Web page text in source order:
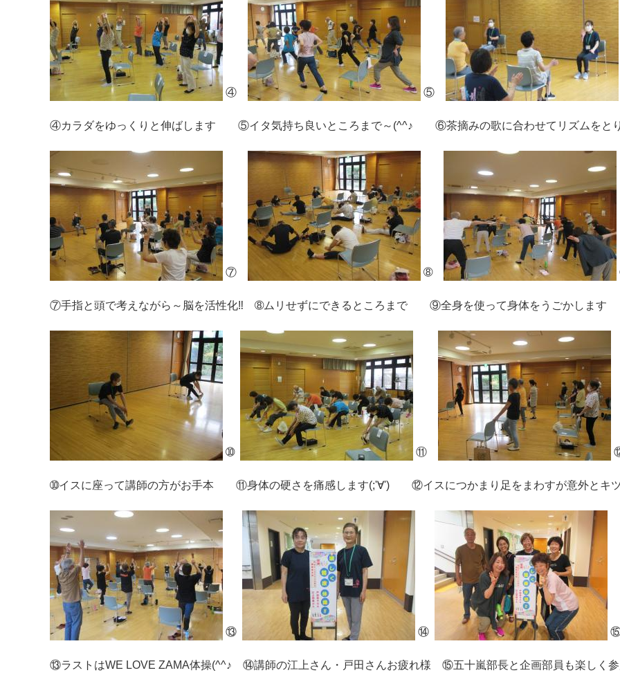
④ ⑤
④カラダをゆっくりと伸ばします ⑤イタ気持ち良いところまで～(^^♪ ⑥茶摘みの歌に合わせてリズムをと
⑦ ➇
⑦手指と頭で考えながら～脳を活性化‼ ➇ムリせずにできるところまで ⑨全身を使って身体をうごかします
➉ ⑪
➉イスに座って講師の方がお手本 ⑪身体の硬さを痛感します(;'∀') ⑫イスにつかまり足をまわすが意外とキ
⑬ ⑭
⑬ラストはWE LOVE ZAMA体操(^^♪ ⑭講師の江上さん・戸田さんお疲れ様 ⑮五十嵐部長と企画部員も楽しく参